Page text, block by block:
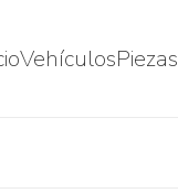
VehículosPiezas